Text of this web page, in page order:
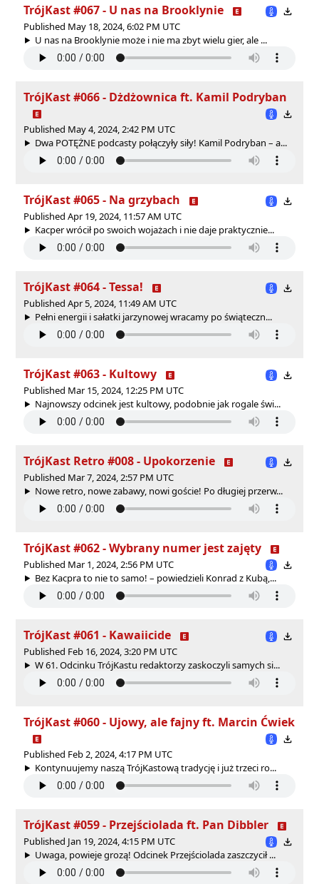
TrójKast #067 - U nas na Brooklynie
Published May 18, 2024, 6:02 PM UTC
U nas na Brooklynie może i nie ma zbyt wielu gier, ale ...
TrójKast #066 - Dżdżownica ft. Kamil Podryban
Published May 4, 2024, 2:42 PM UTC
Dwa POTĘŻNE podcasty połączyły siły! Kamil Podryban – a...
TrójKast #065 - Na grzybach
Published Apr 19, 2024, 11:57 AM UTC
Kacper wrócił po swoich wojażach i nie daje praktycznie...
TrójKast #064 - Tessa!
Published Apr 5, 2024, 11:49 AM UTC
Pełni energii i sałatki jarzynowej wracamy po świąteczn...
TrójKast #063 - Kultowy
Published Mar 15, 2024, 12:25 PM UTC
Najnowszy odcinek jest kultowy, podobnie jak rogale świ...
TrójKast Retro #008 - Upokorzenie
Published Mar 7, 2024, 2:57 PM UTC
Nowe retro, nowe zabawy, nowi goście! Po długiej przerw...
TrójKast #062 - Wybrany numer jest zajęty
Published Mar 1, 2024, 2:56 PM UTC
Bez Kacpra to nie to samo! – powiedzieli Konrad z Kubą,...
TrójKast #061 - Kawaiicide
Published Feb 16, 2024, 3:20 PM UTC
W 61. Odcinku TrójKastu redaktorzy zaskoczyli samych si...
TrójKast #060 - Ujowy, ale fajny ft. Marcin Ćwiek
Published Feb 2, 2024, 4:17 PM UTC
Kontynuujemy naszą TrójKastową tradycję i już trzeci ro...
TrójKast #059 - Przejściolada ft. Pan Dibbler
Published Jan 19, 2024, 4:15 PM UTC
Uwaga, powieje grozą! Odcinek Przejściolada zaszczycił ...